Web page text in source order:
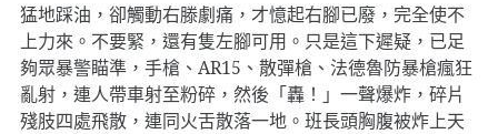
猛地踩油，卻觸動右滕劇痛，才憶起右腳已廢，完全使不
上力來。不要緊，還有隻左腳可用。只是這下遲疑，已足
夠眾暴警瞄準，手槍、AR15、散彈槍、法德魯防暴槍瘋狂
亂射，連人帶車射至粉碎，然後「轟！」一聲爆炸，碎片
殘肢四處飛散，連同火舌散落一地。班長頭胸腹被炸上天